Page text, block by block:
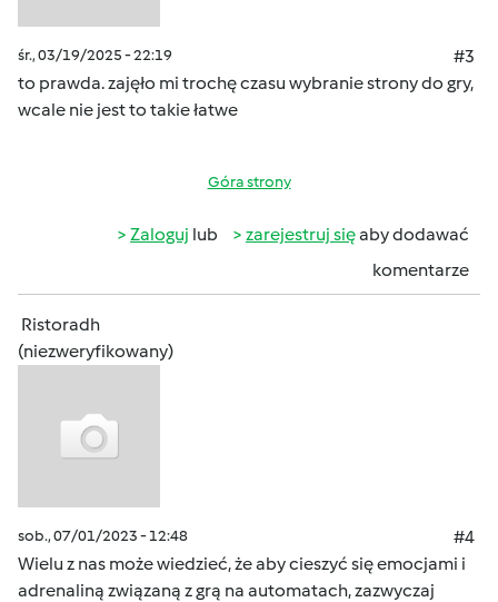
śr., 03/19/2025 - 22:19
#3
to prawda. zajęło mi trochę czasu wybranie strony do gry,
wcale nie jest to takie łatwe
Góra strony
Zaloguj lub zarejestruj sięaby dodawać
komentarze
Ristoradh
(niezweryfikowany)
sob., 07/01/2023 - 12:48
#4
Wielu z nas może wiedzieć, że aby cieszyć się emocjami i
adrenaliną związaną z grą na automatach, zazwyczaj